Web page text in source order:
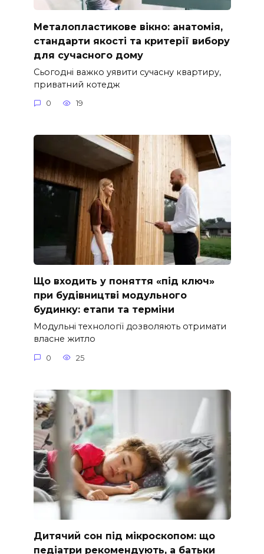
Металопластикове вікно: анатомія,
стандарти якості та критерії вибору
для сучасного дому
Сьогодні важко уявити сучасну квартиру,
приватний котедж
0 19
Що входить у поняття «під ключ»
при будівництві модульного
будинку: етапи та терміни
Модульні технології дозволяють отримати
власне житло
0 25
Дитячий сон під мікроскопом: що
педіатри рекомендують, а батьки